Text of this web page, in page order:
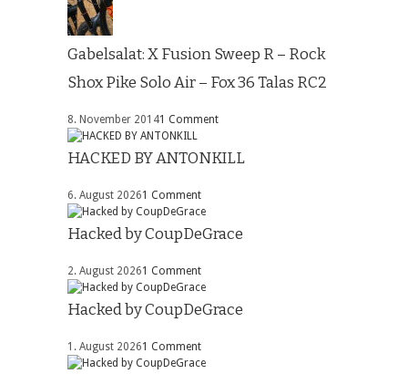
Gabelsalat: X Fusion Sweep R – Rock
Shox Pike Solo Air – Fox 36 Talas RC2
8. November 20141 Comment
HACKED BY ANTONKILL
6. August 20261 Comment
Hacked by CoupDeGrace
2. August 20261 Comment
Hacked by CoupDeGrace
1. August 20261 Comment